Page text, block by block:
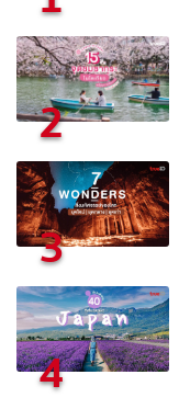
2
3
4